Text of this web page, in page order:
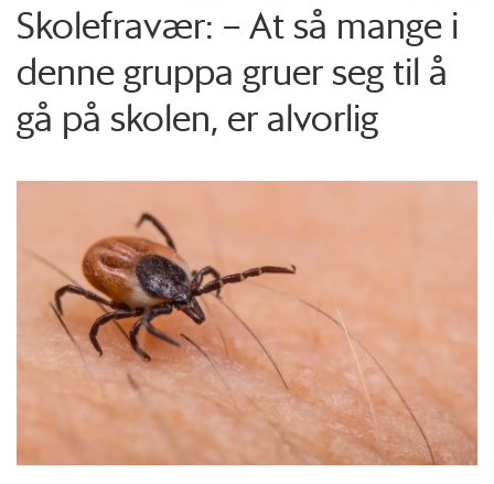
Skolefravær: – At så mange i
denne gruppa gruer seg til å
gå på skolen, er alvorlig